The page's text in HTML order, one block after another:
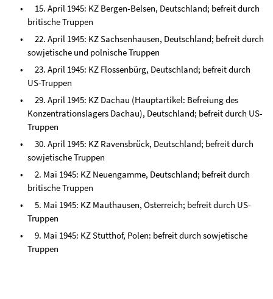
15. April 1945: KZ Bergen-Belsen, Deutschland; befreit durch
britische Truppen
22. April 1945: KZ Sachsenhausen, Deutschland; befreit durch
sowjetische und polnische Truppen
23. April 1945: KZ Flossenbürg, Deutschland; befreit durch
US-Truppen
29. April 1945: KZ Dachau (Hauptartikel: Befreiung des
Konzentrationslagers Dachau), Deutschland; befreit durch US-
Truppen
30. April 1945: KZ Ravensbrück, Deutschland; befreit durch
sowjetische Truppen
2. Mai 1945: KZ Neuengamme, Deutschland; befreit durch
britische Truppen
5. Mai 1945: KZ Mauthausen, Österreich; befreit durch US-
Truppen
9. Mai 1945: KZ Stutthof, Polen: befreit durch sowjetische
Truppen